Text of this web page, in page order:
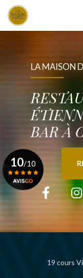
Aller
contenu
LA MAISON
BAR À
19 cours
10/10